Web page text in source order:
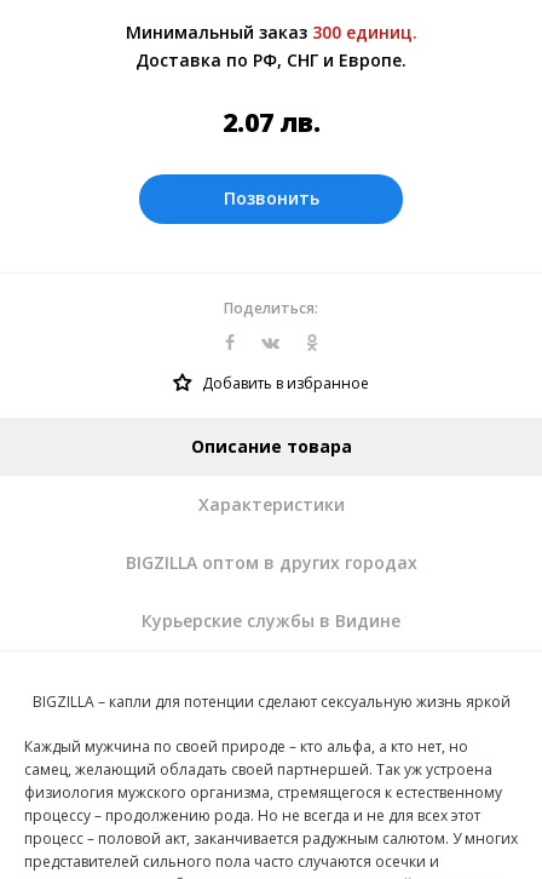
менеджером.
Оплата производится в рублях. Цены на
08.08.2026. Текущий курс 10 руб.=
Минимальный заказ 300 единиц.
Доставка по РФ, СНГ и Европе.
2.07 лв.
Позвонить
Поделиться:
Добавить в избранное
Описание товара
Характеристики
BIGZILLA оптом в других городах
Курьерские службы в Видине
BIGZILLA – капли для потенции сделают сексуальную жизнь яркой
Каждый мужчина по своей природе – кто альфа, а кто нет, но
самец, желающий обладать своей партнершей. Так уж устроена
физиология мужского организма, стремящегося к естественному
процессу – продолжению рода. Но не всегда и не для всех этот
процесс – половой акт, заканчивается радужным салютом. У многих
представителей сильного пола часто случаются осечки и